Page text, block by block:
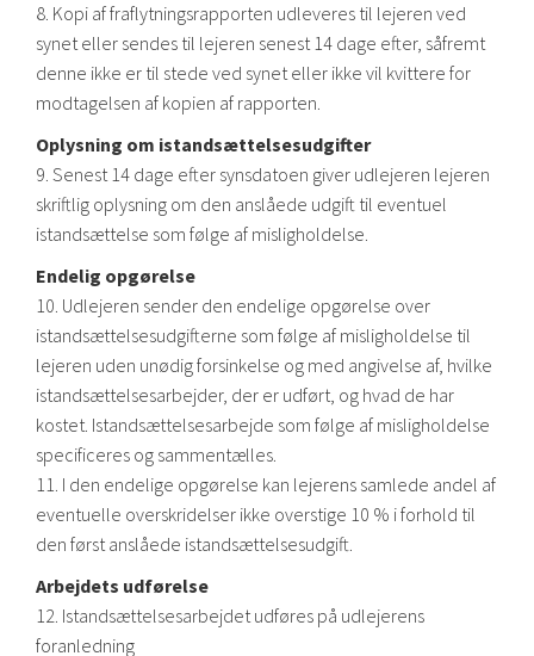
8. Kopi af fraflytningsrapporten udleveres til lejeren ved
synet eller sendes til lejeren senest 14 dage efter, såfremt
denne ikke er til stede ved synet eller ikke vil kvittere for
modtagelsen af kopien af rapporten.
Oplysning om istandsættelsesudgifter
9. Senest 14 dage efter synsdatoen giver udlejeren lejeren
skriftlig oplysning om den anslåede udgift til eventuel
istandsættelse som følge af misligholdelse.
Endelig opgørelse
10. Udlejeren sender den endelige opgørelse over
istandsættelsesudgifterne som følge af misligholdelse til
lejeren uden unødig forsinkelse og med angivelse af, hvilke
istandsættelsesarbejder, der er udført, og hvad de har
kostet. Istandsættelsesarbejde som følge af misligholdelse
specificeres og sammentælles.
11. I den endelige opgørelse kan lejerens samlede andel af
eventuelle overskridelser ikke overstige 10 % i forhold til
den først anslåede istandsættelsesudgift.
Arbejdets udførelse
12. Istandsættelsesarbejdet udføres på udlejerens
foranledning